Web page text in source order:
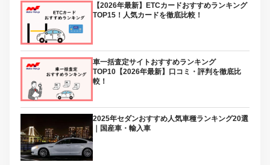
【2026年最新】ETCカードおすすめランキング
TOP15！人気カードを徹底比較！
車一括査定サイトおすすめランキング
TOP10【2026年最新】口コミ・評判を徹底比
較！
2025年セダンおすすめ人気車種ランキング20選
｜国産車・輸入車